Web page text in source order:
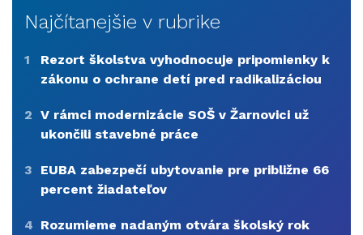
Najčítanejšie v rubrike
1
Rezort školstva vyhodnocuje pripomienky k
zákonu o ochrane detí pred radikalizáciou
2 V rámci modernizácie SOŠ v Žarnovici už
ukončili stavebné práce
3
EUBA zabezpečí ubytovanie pre približne 66
percent žiadateľov
4 Rozumieme nadaným otvára školský rok